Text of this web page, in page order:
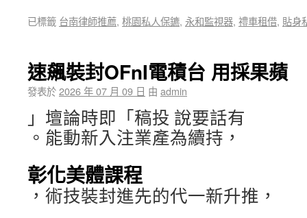
已標籤 台南律師推薦, 桃園私人保鑣, 永和監視器, 禮車租借, 貼身
速飆裝封OFnI電積台 用採果蘋
發表於2026 年 07 月 09 日 由 admin
」壇論時即「稿投 說要話有
。能動新入注業產為續持，
彰化美體課程
，術技裝封進先的代一新升推，